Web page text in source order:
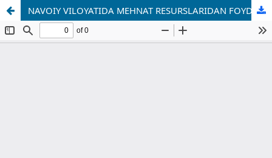
NAVOIY VILOYATIDA MEHNAT RESURSLARIDAN FOYDALANISH HOLATINING IQTISODIY TAHLILI